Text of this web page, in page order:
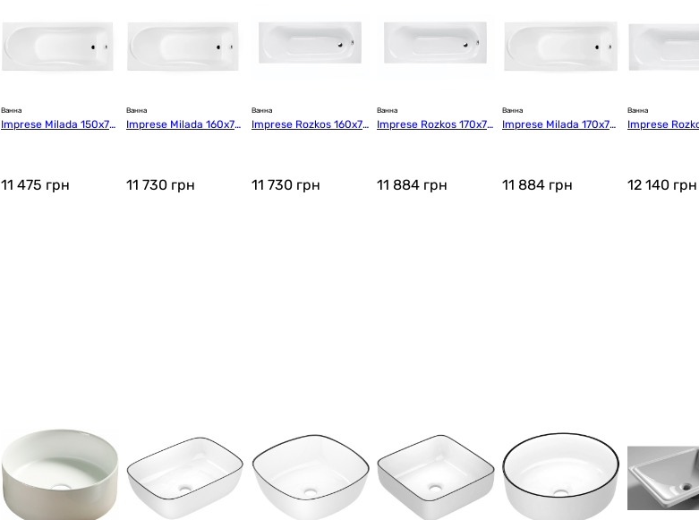
Ванна
Imprese Milada 150x70
11 475 грн
Ванна
Imprese Milada 160x70
11 730 грн
Ванна
Imprese Rozkos 160x70
11 730 грн
Ванна
Imprese Rozkos 170x70
11 884 грн
Ванна
Imprese Milada 170x70
11 884 грн
Ванна
Imprese
12 140 грн